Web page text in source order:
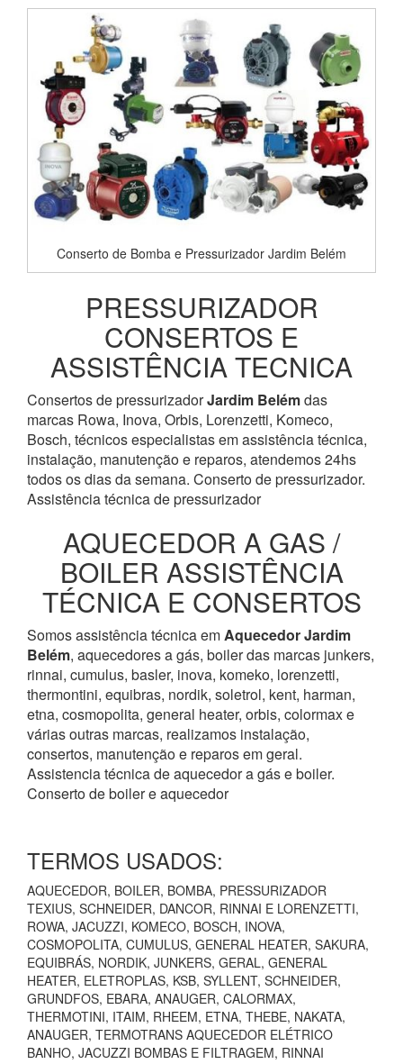
Conserto de Bomba e Pressurizador Jardim Belém
PRESSURIZADOR
CONSERTOS E
ASSISTÊNCIA TECNICA
Consertos de pressurizadorJardim Belémdas
marcas Rowa, Inova, Orbis, Lorenzetti, Komeco,
Bosch, técnicos especialistas em assistência técnica,
instalação, manutenção e reparos, atendemos 24hs
todos os dias da semana. Conserto de pressurizador.
Assistência técnica de pressurizador
AQUECEDOR A GAS /
BOILER ASSISTÊNCIA
TÉCNICA E CONSERTOS
Somos assistência técnica emAquecedorJardim
Belém, aquecedores a gás, boiler das marcas junkers,
rinnai, cumulus, basler, inova, komeko, lorenzetti,
thermontini, equibras, nordik, soletrol, kent, harman,
etna, cosmopolita, general heater, orbis, colormax e
várias outras marcas, realizamos instalação,
consertos, manutenção e reparos em geral.
Assistencia técnica de aquecedor a gás e boiler.
Conserto de boiler e aquecedor
TERMOS USADOS:
AQUECEDOR, BOILER, BOMBA, PRESSURIZADOR
TEXIUS, SCHNEIDER, DANCOR, RINNAI E LORENZETTI,
ROWA, JACUZZI, KOMECO, BOSCH, INOVA,
COSMOPOLITA, CUMULUS, GENERAL HEATER, SAKURA,
EQUIBRÁS, NORDIK, JUNKERS, GERAL, GENERAL
HEATER, ELETROPLAS, KSB, SYLLENT, SCHNEIDER,
GRUNDFOS, EBARA, ANAUGER, CALORMAX,
THERMOTINI, ITAIM, RHEEM, ETNA, THEBE, NAKATA,
ANAUGER, TERMOTRANS AQUECEDOR ELÉTRICO
BANHO, JACUZZI BOMBAS E FILTRAGEM, RINNAI